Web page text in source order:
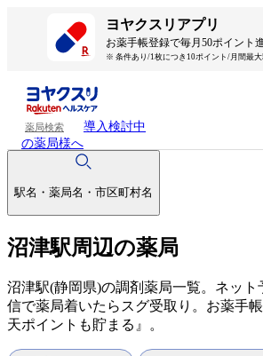
ヨヤクスリアプリ
お薬手帳登録で毎月50ポイント
※ 条件あり/1枚につき10ポイント/月間最大
薬局検索
導入検討中
の薬局様へ
駅名・薬局名・市区町村名
沼津駅周辺の薬局
沼津駅(静岡県)の調剤薬局一覧。ネット
信で薬局着いたらスグ受取り。お薬手
天ポイントも貯まる』。